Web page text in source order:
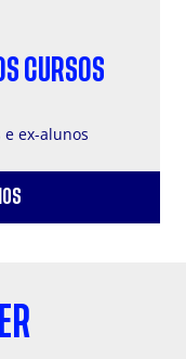
CURSOS
ex-alunos